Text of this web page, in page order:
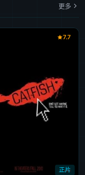
更多
正片
7.7